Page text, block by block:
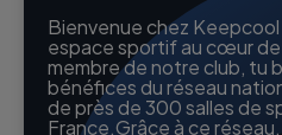
Bienvenue chez
espace sportif au cœur de
membre de notre club, tu
bénéfices du réseau
de près de 300 salles de
France.Grâce à ce